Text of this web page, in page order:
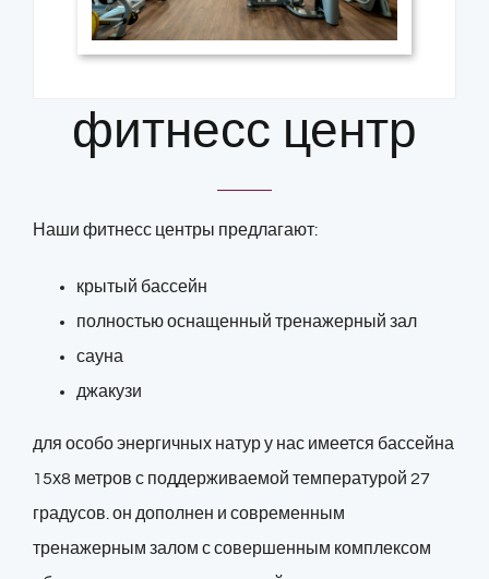
фитнесс центр
Наши фитнесс центры предлагают:
крытый бассейн
полностью оснащенный тренажерный зал
сауна
джакузи
для особо энергичных натур у нас имеется бассейна
15х8 метров с поддерживаемой температурой 27
градусов. он дополнен и современным
тренажерным залом с совершенным комплексом